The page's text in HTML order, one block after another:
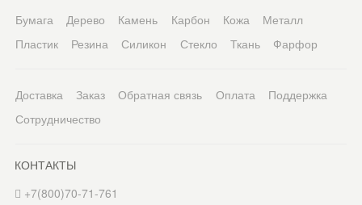
Бумага Дерево Камень Карбон Кожа
Металл
Пластик
Резина Силикон Стекло Ткань Фарфор
Доставка Заказ Обратная связь Оплата
Поддержка
Сотрудничество
КОНТАКТЫ
+7(800)70-71-761